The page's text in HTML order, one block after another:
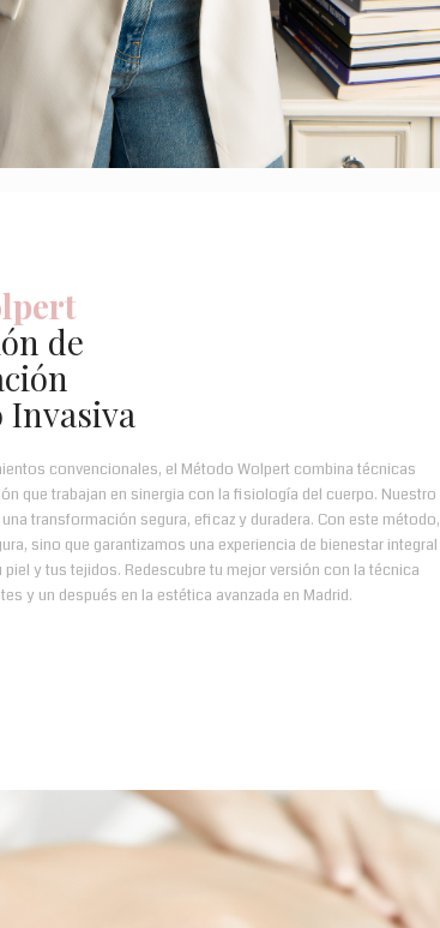
de
convencionales, el Método Wolpert combina técnicas
que trabajan en sinergia con la fisiología del cuerpo. Nuestro
transformación segura, eficaz y duradera. Con este método,
sino que garantizamos una experiencia de bienestar integral
piel y tus tejidos. Redescubre tu mejor versión con la técnica
y un después en la estética avanzada en Madrid.